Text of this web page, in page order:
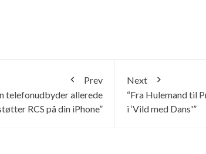
Prev
telefonudbyder allerede
RCS på din iPhone”
Next
“Fra Hulemand til
i ‘Vild med Dans'”